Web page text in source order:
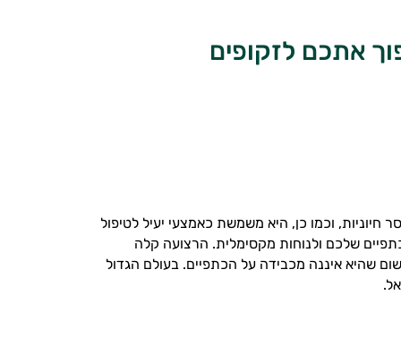
אתכם לזקופים
וכמו כן, היא משמשת כאמצעי יעיל לטיפול
שלכם ולנוחות מקסימלית. הרצועה קלה
שהיא איננה מכבידה על הכתפיים. בעולם הגדול